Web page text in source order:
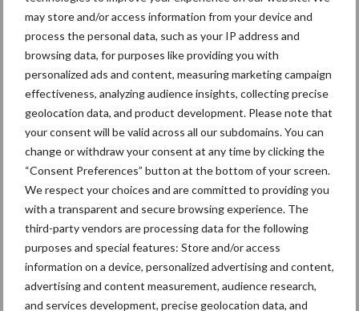
may store and/or access information from your device and
process the personal data, such as your IP address and
browsing data, for purposes like providing you with
personalized ads and content, measuring marketing campaign
effectiveness, analyzing audience insights, collecting precise
geolocation data, and product development. Please note that
your consent will be valid across all our subdomains. You can
change or withdraw your consent at any time by clicking the
“Consent Preferences” button at the bottom of your screen.
We respect your choices and are committed to providing you
with a transparent and secure browsing experience. The
third-party vendors are processing data for the following
purposes and special features: Store and/or access
information on a device, personalized advertising and content,
advertising and content measurement, audience research,
and services development, precise geolocation data, and
Voor Europese melkveehouders wijst het rapport niet op een
markt met sterke volumegroei. De melkproductie in de EU blijft
richting 2035 naar verwachting eerder stabiel dan groeiend,
terwijl de grootste mondiale groei vooral uit landen als India en
Pakistan komt. Dat betekent niet dat de Europese zuivelsector
aan belang verliest: de EU blijft juist sterk in hoogwaardige
verwerking, met name kaas, melkvet, ingrediënten en
exportproducten. De kansen liggen daardoor minder in méér
Tegelijkertijd neemt de druk op het productiesysteem toe.
Europese melkveehouders krijgen te maken met strengere
milieu-eisen. Daardoor wordt efficiënt produceren met minder
de melk verandert. Vet en eiwit, en de mate waarin die goed